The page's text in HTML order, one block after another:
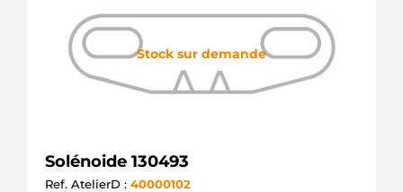
Stock sur demande
Solénoide 130493
Ref. AtelierD : 40000102